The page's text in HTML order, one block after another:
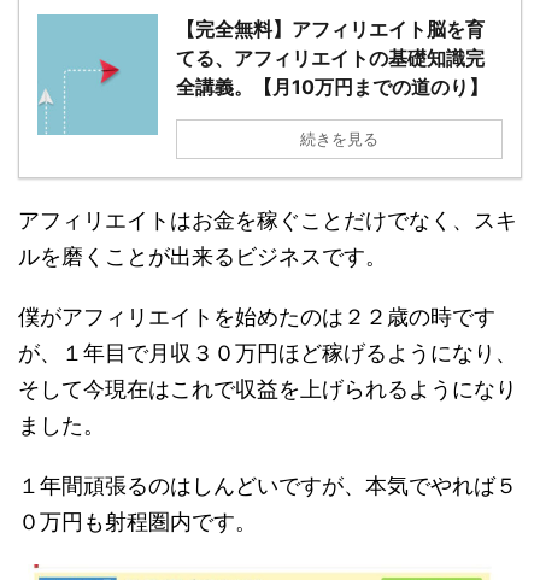
【完全無料】アフィリエイト脳を育
てる、アフィリエイトの基礎知識完
全講義。【月10万円までの道のり】
続きを見る
アフィリエイトはお金を稼ぐことだけでなく、スキ
ルを磨くことが出来るビジネスです。
僕がアフィリエイトを始めたのは２２歳の時です
が、１年目で月収３０万円ほど稼げるようになり、
そして今現在はこれで収益を上げられるようになり
ました。
１年間頑張るのはしんどいですが、本気でやれば５
０万円も射程圏内です。